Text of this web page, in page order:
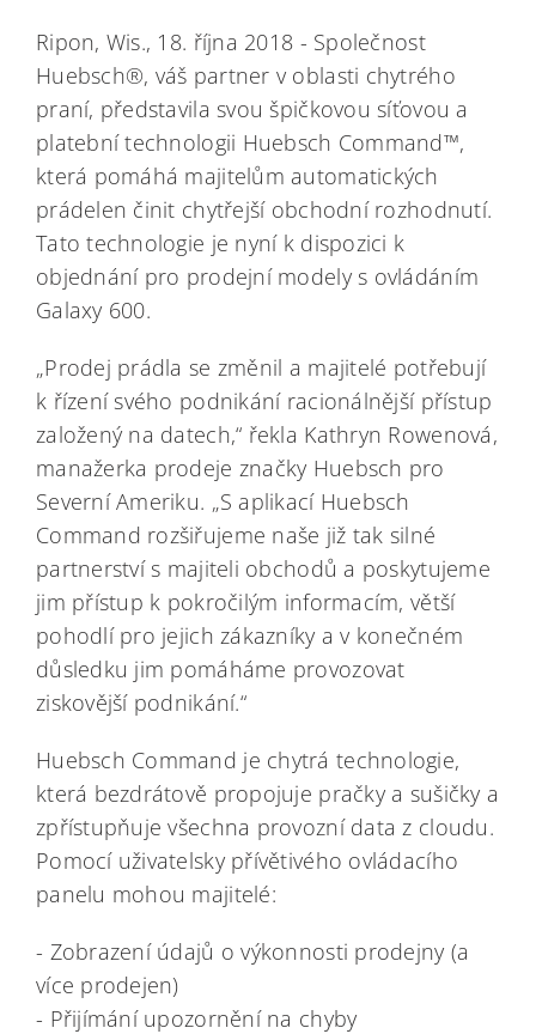
Ripon, Wis., 18. října 2018 - Společnost
Huebsch®, váš partner v oblasti chytrého
praní, představila svou špičkovou síťovou a
platební technologii Huebsch Command™,
která pomáhá majitelům automatických
prádelen činit chytřejší obchodní rozhodnutí.
Tato technologie je nyní k dispozici k
objednání pro prodejní modely s ovládáním
Galaxy 600.
„Prodej prádla se změnil a majitelé potřebují
k řízení svého podnikání racionálnější přístup
založený na datech,“ řekla Kathryn Rowenová,
manažerka prodeje značky Huebsch pro
Severní Ameriku. „S aplikací Huebsch
Command rozšiřujeme naše již tak silné
partnerství s majiteli obchodů a poskytujeme
jim přístup k pokročilým informacím, větší
pohodlí pro jejich zákazníky a v konečném
důsledku jim pomáháme provozovat
ziskovější podnikání.“
Huebsch Command je chytrá technologie,
která bezdrátově propojuje pračky a sušičky a
zpřístupňuje všechna provozní data z cloudu.
Pomocí uživatelsky přívětivého ovládacího
panelu mohou majitelé:
- Zobrazení údajů o výkonnosti prodejny (a
více prodejen)
- Přijímání upozornění na chyby